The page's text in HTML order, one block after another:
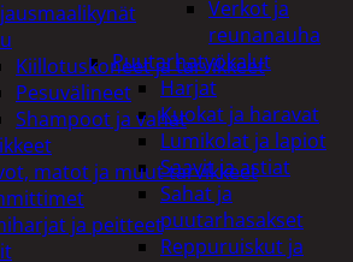
Verkot ja
reunanauha
Puutarhatyökalut
Harjat
Kuokat ja haravat
Lumikolat ja lapiot
Saavit ja astiat
Sahat ja
puutarhasakset
Reppuruiskut ja
Kiillotuskoneet ja tarvikkeet
Pesuvälineet
Shampoot ja vahat
matot ja muut tarvikkeet
ja peitteet